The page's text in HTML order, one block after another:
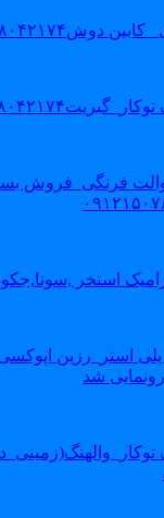
دوش۸۸۰۴۲۱۷۴
فرنگی_فروش بست
استر_رزین
شد